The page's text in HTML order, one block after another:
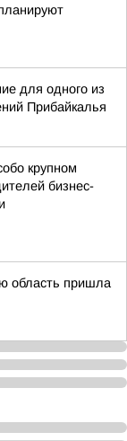
для одного из
Прибайкалья
крупном
бизнес-
область пришла